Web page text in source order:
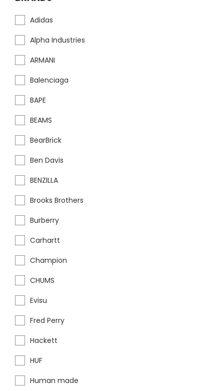
Adidas
Alpha Industries
ARMANI
Balenciaga
BAPE
BEAMS
BearBrick
Ben Davis
BENZILLA
Brooks Brothers
Burberry
Carhartt
Champion
CHUMS
Evisu
Fred Perry
Hackett
HUF
Human made